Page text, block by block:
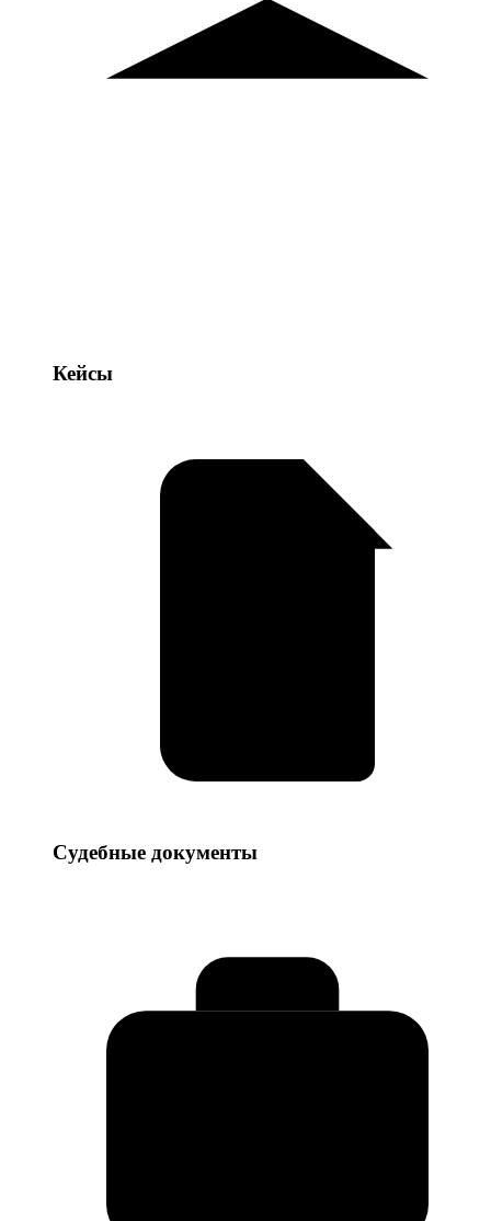
Кейсы
Кейсы
Судебные
Судебные документы